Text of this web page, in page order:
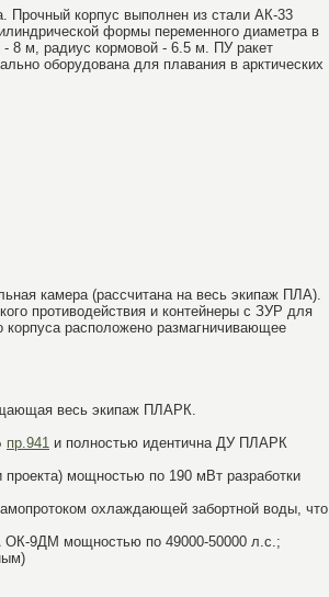
Прочный корпус выполнен из стали АК-33
формы переменного диаметра в
- 8 м, радиус кормовой - 6.5 м. ПУ ракет
оборудована для плавания в арктических
камера (рассчитана на весь экипаж ПЛА).
противодействия и контейнеры с ЗУР для
корпуса расположено размагничивающее
весь экипаж ПЛАРК.
пр.941 и полностью идентична ДУ ПЛАРК
мощностью по 190 мВт разработки
охлаждающей забортной воды, что
ОК-9ДМ мощностью по 49000-50000 л.с.;